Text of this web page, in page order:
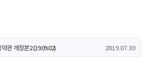
개정본1 (19.09.02)
관 개정본2 (19.09.02) 2019.07.30